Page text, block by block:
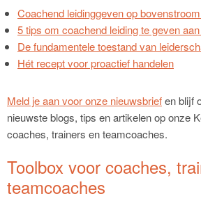
Coachend leidinggeven op
5 tips om coachend leiding te geven
De fundamentele toestand van
Hét recept voor proactief handelen
Meld je aan voor onze nieuwsbriefen blijf
nieuwste blogs, tips en artikelen op onze
coaches, trainers en teamcoaches.
Toolbox voor coaches,
teamcoaches